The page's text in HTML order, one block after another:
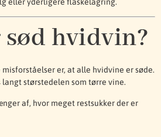
hvidvin?
er, at alle hvidvine er søde.
størstedelen som tørre vine.
af, hvor meget restsukker der er